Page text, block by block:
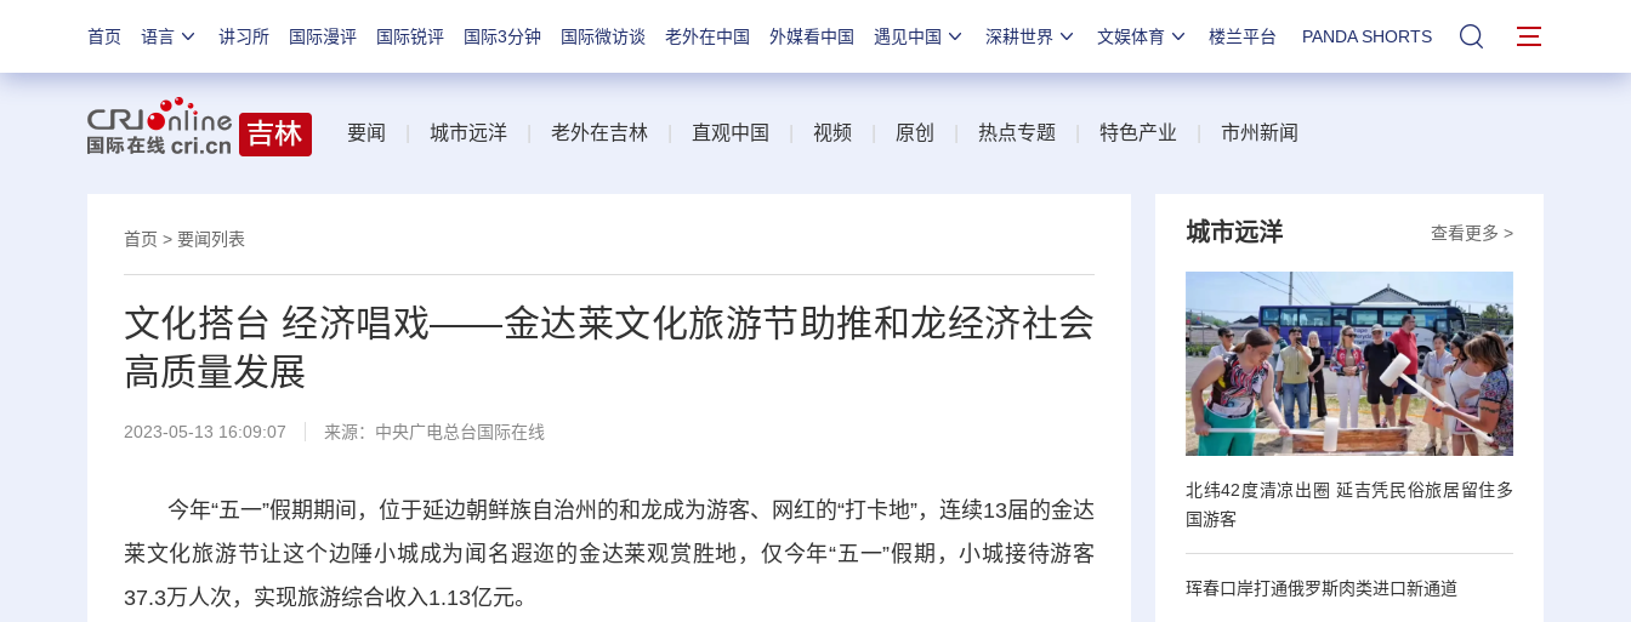
首页 语言 讲习所 国际漫评 国际锐评 国际3分钟 国际微访谈 老外在中国 外媒看中国 遇见中国 深耕世界 文娱体育 楼兰平台 PANDA SHORTS 站内搜索
要闻 城市远洋 老外在吉林 直观中国 视频 原创 热点专题 特色产业 市州新闻
首页 > 要闻列表
文化搭台 经济唱戏——金达莱文化旅游节助推和龙经济社会
高质量发展
2023-05-13 16:09:07 来源：中央广电总台国际在线
今年“五一”假期期间，位于延边朝鲜族自治州的和龙成为游客、网红的“打卡地”，连续13届的金达
莱文化旅游节让这个边陲小城成为闻名遐迩的金达莱观赏胜地，仅今年“五一”假期，小城接待游客
37.3万人次，实现旅游综合收入1.13亿元。
查看更多 >
城市远洋
北纬42度清凉出圈 延吉凭民俗旅居留住多
国游客
珲春口岸打通俄罗斯肉类进口新通道